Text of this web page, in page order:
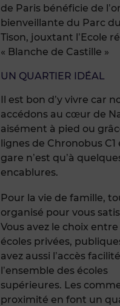
de Paris bénéficie de
bienveillante du Parc
Tison, jouxtant l’Ecole
« Blanche de Castille »
UN QUARTIER IDÉAL
Il est bon d’y vivre car
accédons au cœur de
aisément à pied ou
lignes de Chronobus C1
gare n’est qu’à
encablures.
Pour la vie de famille,
organisé pour vous
Vous avez le choix entre
écoles privées,
avez aussi l’accès
l’ensemble des écoles
supérieures. Les
proximité en font un